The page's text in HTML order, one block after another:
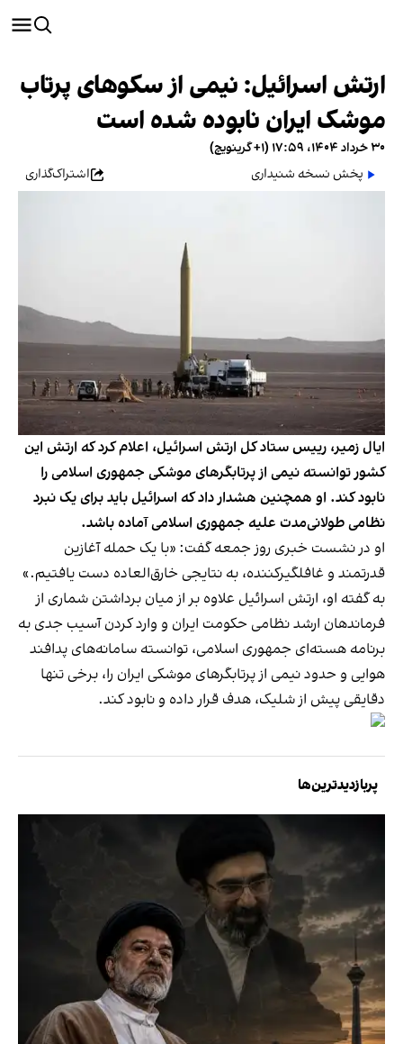
ارتش اسرائیل: نیمی از سکوهای پرتاب
موشک ایران نابوده شده است
۳۰ خرداد ۱۴۰۴، ۱۷:۵۹ (‎+۱ گرینویچ)
پخش نسخه شنیداری
اشتراک‌گذاری
ایال زمیر، رییس ستاد کل ارتش اسرائیل، اعلام کرد که ارتش این
کشور توانسته نیمی از پرتابگرهای موشکی جمهوری اسلامی را
نابود کند. او همچنین هشدار داد که اسرائیل باید برای یک نبرد
نظامی طولانی‌مدت علیه جمهوری اسلامی آماده باشد.
او در نشست خبری روز جمعه گفت: «با یک حمله آغازین
قدرتمند و غافلگیرکننده، به نتایجی خارق‌العاده دست یافتیم.»
به گفته او، ارتش اسرائیل علاوه بر از میان برداشتن شماری از
فرماندهان ارشد نظامی حکومت ایران و وارد کردن آسیب جدی به
برنامه هسته‌ای جمهوری اسلامی، توانسته سامانه‌های پدافند
هوایی و حدود نیمی از پرتابگرهای موشکی ایران را، برخی تنها
دقایقی پیش از شلیک، هدف قرار داده و نابود کند.
پربازدیدترین‌ها